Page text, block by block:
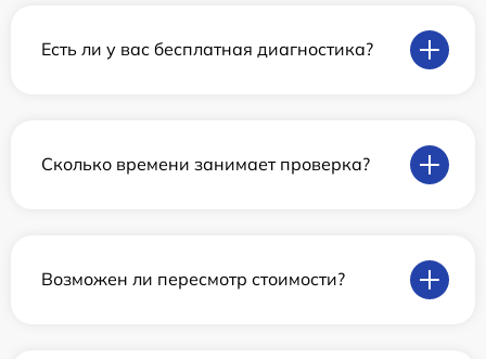
Есть ли у вас бесплатная диагностика?
Сколько времени занимает проверка?
Возможен ли пересмотр стоимости?